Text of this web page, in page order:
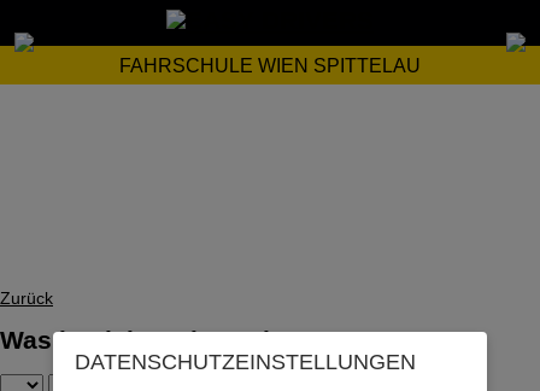
FAHRSCHULE WIEN SPITTELAU
Zurück
Was ist dein Geburtsdatum?
DATENSCHUTZ­EINSTELLUNGEN